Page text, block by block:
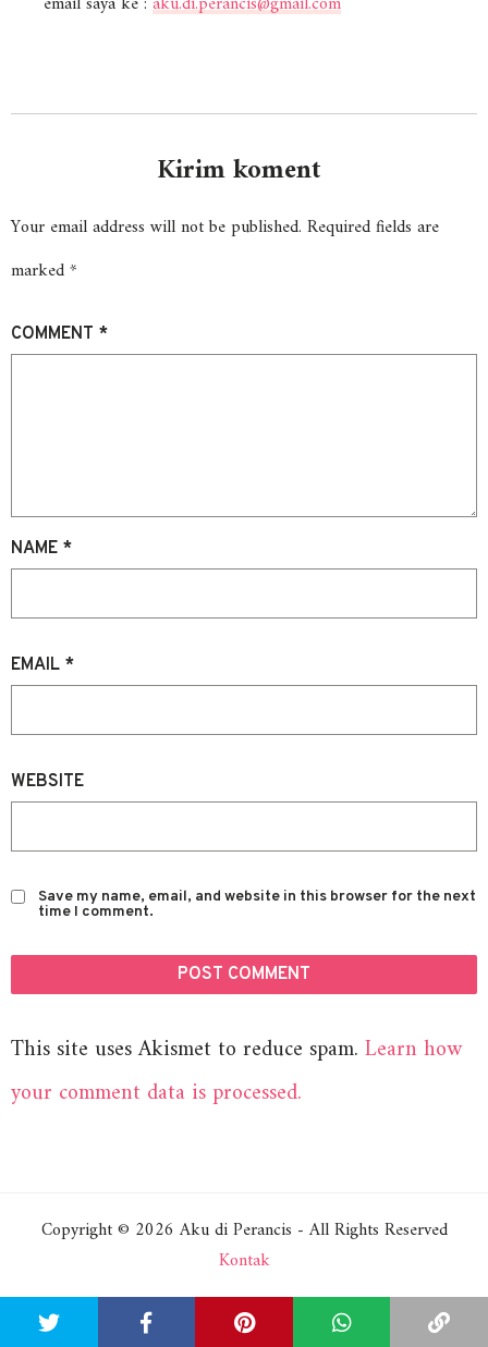
Kirim koment
Your email address will not be published. Required fields are
marked*
COMMENT *
NAME *
EMAIL *
WEBSITE
Save my name, email, and website in this browser for the next
time I comment.
This site uses Akismet to reduce spam. Learn how
your comment data is processed.
Copyright © 2026 Aku di Perancis - All Rights Reserved
Kontak